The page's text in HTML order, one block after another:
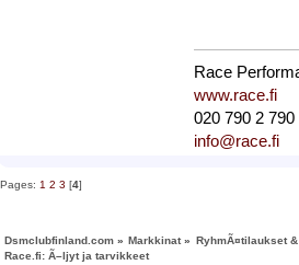
Race
www.race.fi
020 790 2 790
info@race.fi
Pages:1 2 3 [4]
Dsmclubfinland.com» Markkinat» RyhmÃ¤tilaukset
Race.fi: Ã–ljyt ja tarvikkeet